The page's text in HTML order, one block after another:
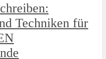
Techniken für